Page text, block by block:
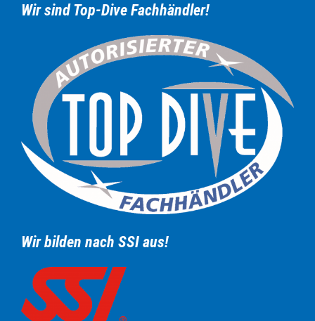
Wir sind Top-Dive Fachhändler!
Wir bilden nach SSI aus!